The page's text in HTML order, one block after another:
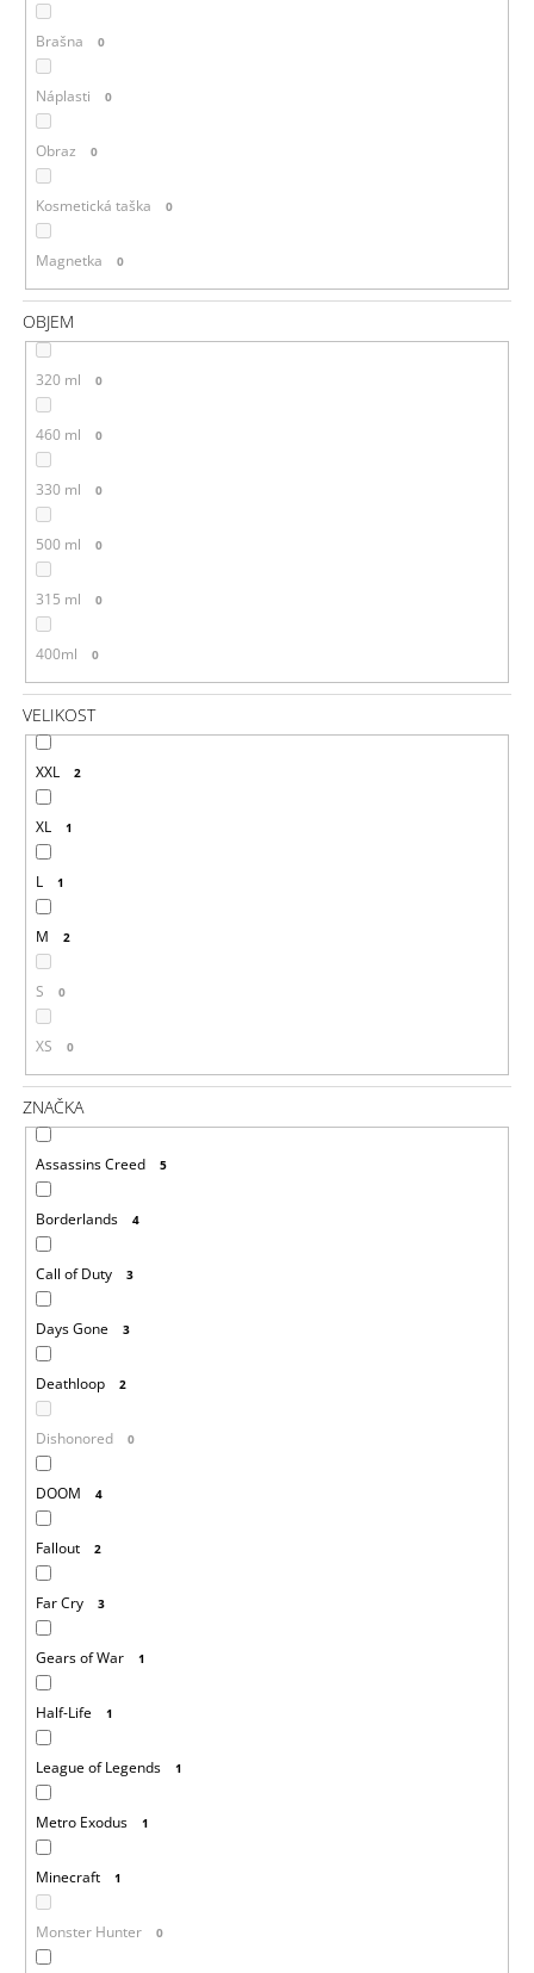
Brašna 0
Náplasti 0
Obraz 0
Kosmetická taška 0
Magnetka 0
OBJEM
320 ml 0
460 ml 0
330 ml 0
500 ml 0
315 ml 0
400ml 0
VELIKOST
XXL 2
XL 1
L 1
M 2
S 0
XS 0
ZNAČKA
Assassins Creed 5
Borderlands 4
Call of Duty 3
Days Gone 3
Deathloop 2
Dishonored 0
DOOM 4
Fallout 2
Far Cry 3
Gears of War 1
Half-Life 1
League of Legends 1
Metro Exodus 1
Minecraft 1
Monster Hunter 0